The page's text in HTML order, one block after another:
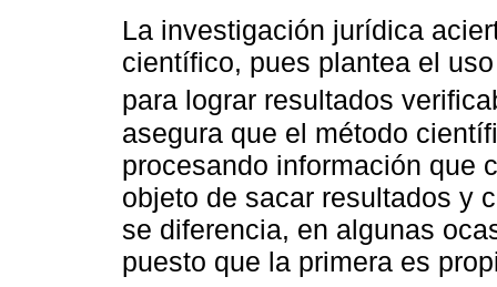
La investigación jurídica
científico, pues plantea el
para lograr resultados
asegura que el método
procesando información que
objeto de sacar resultados y
se diferencia, en algunas
puesto que la primera es